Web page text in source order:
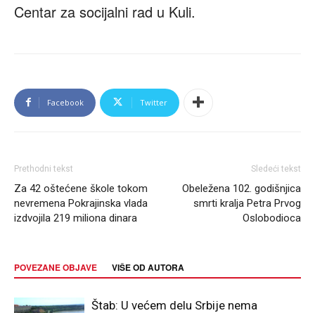
Centar za socijalni rad u Kuli.
Facebook Twitter
Prethodni tekst
Za 42 oštećene škole tokom
nevremena Pokrajinska vlada
izdvojila 219 miliona dinara
Sledeći tekst
Obeležena 102. godišnjica
smrti kralja Petra Prvog
Oslobodioca
POVEZANE OBJAVE VIŠE OD AUTORA
Štab: U većem delu Srbije nema